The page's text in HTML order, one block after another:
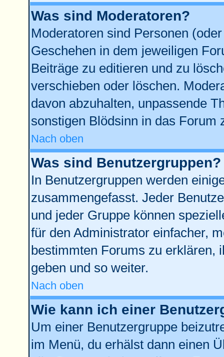
Was sind Moderatoren?
Moderatoren sind Personen
Geschehen in dem jeweiligen
Beiträge zu editieren und zu
verschieben oder löschen.
davon abzuhalten, unpassende
sonstigen Blödsinn in das Forum
Nach oben
Was sind Benutzergruppen?
In Benutzergruppen werden
zusammengefasst. Jeder
und jeder Gruppe können
für den Administrator einfacher,
bestimmten Forums zu erklären,
geben und so weiter.
Nach oben
Wie kann ich einer
Um einer Benutzergruppe
im Menü, du erhälst dann einen